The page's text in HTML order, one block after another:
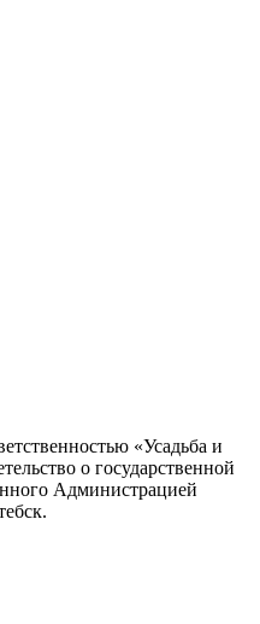
«Усадьба и
о государственной
Администрацией